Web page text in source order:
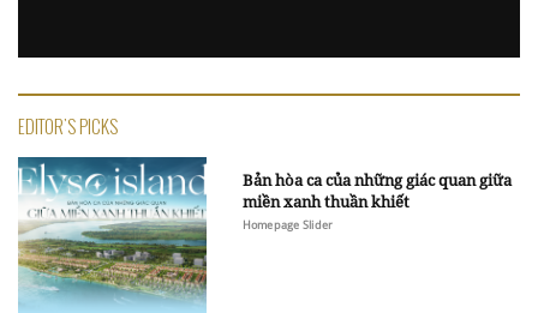
EDITOR'S PICKS
Bản hòa ca của những giác quan giữa
miền xanh thuần khiết
Homepage Slider